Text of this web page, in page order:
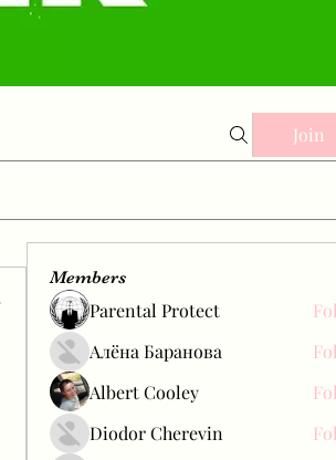
Join
Members
Parental Protect
Алёна Баранова
Albert Cooley
Diodor Cherevin